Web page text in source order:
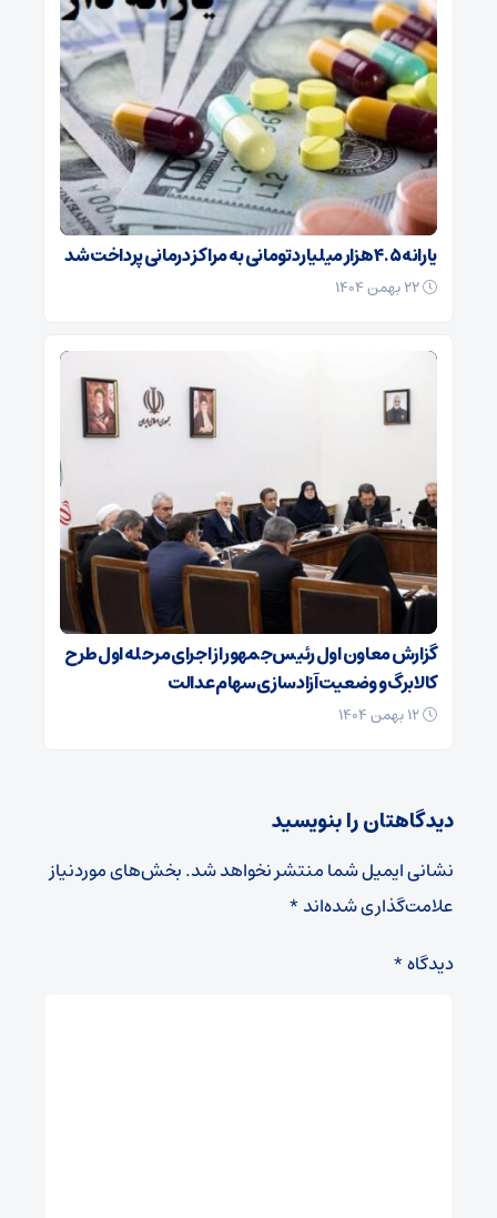
یارانه ۴.۵ هزار میلیارد تومانی به مراکز درمانی پرداخت شد
گزارش معاون اول رئیس‌جمهور از اجرای مرحله اول طرح
کالابرگ و وضعیت آزادسازی سهام عدالت
دیدگاهتان را بنویسید
نشانی ایمیل شما منتشر نخواهد شد.بخش‌های موردنیاز
علامت‌گذاری شده‌اند*
دیدگاه*